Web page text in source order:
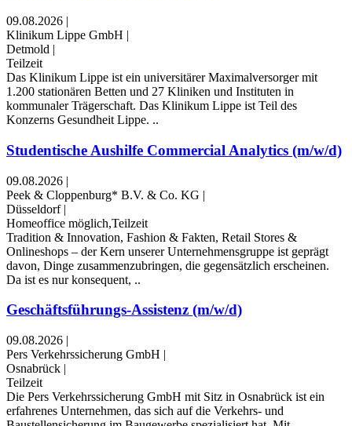
09.08.2026 |
Klinikum Lippe GmbH |
Detmold |
Teilzeit
Das Klinikum Lippe ist ein universitärer Maximalversorger mit
1.200 stationären Betten und 27 Kliniken und Instituten in
kommunaler Trägerschaft. Das Klinikum Lippe ist Teil des
Konzerns Gesundheit Lippe. ..
Studentische Aushilfe Commercial Analytics (m/w/d)
09.08.2026 |
Peek & Cloppenburg* B.V. & Co. KG |
Düsseldorf |
Homeoffice möglich,Teilzeit
Tradition & Innovation, Fashion & Fakten, Retail Stores &
Onlineshops – der Kern unserer Unternehmensgruppe ist geprägt
davon, Dinge zusammenzubringen, die gegensätzlich erscheinen.
Da ist es nur konsequent, ..
Geschäftsführungs-Assistenz (m/w/d)
09.08.2026 |
Pers Verkehrssicherung GmbH |
Osnabrück |
Teilzeit
Die Pers Verkehrssicherung GmbH mit Sitz in Osnabrück ist ein
erfahrenes Unternehmen, das sich auf die Verkehrs- und